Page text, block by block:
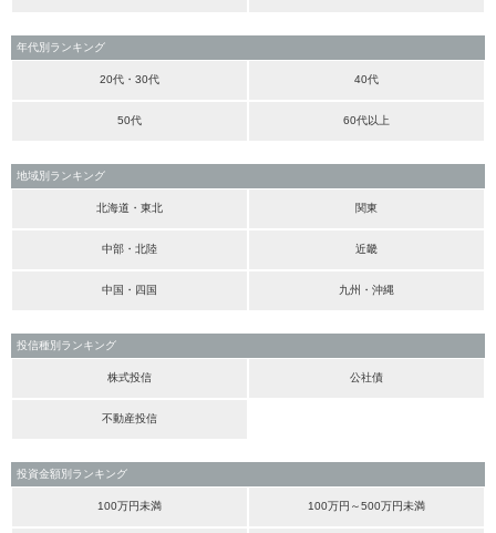
年代別ランキング
20代・30代 40代
50代 60代以上
地域別ランキング
北海道・東北 関東
中部・北陸 近畿
中国・四国 九州・沖縄
投信種別ランキング
株式投信 公社債
不動産投信
投資金額別ランキング
100万円未満 100万円～500万円未満